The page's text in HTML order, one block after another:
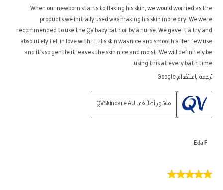
5
نجوم.
When our newborn starts to flaking his skin, we would worried as the
products we initially used was making his skin more dry. We were
recommended to use the QV baby bath oil by a nurse. We gave it a try and
absolutely fell in love with it. His skin was nice and smooth after few use
and it's so gentle it leaves the skin nice and moist. We will definitely be
using this at every bath time.
ترجمة باستخدام Google
منشور أصلاً في QVSkincare AU
5
Eda F